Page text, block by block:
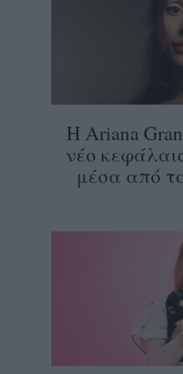
Η Ariana
νέο
μέσα από